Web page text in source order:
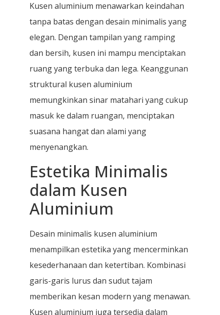
Kusen aluminium menawarkan keindahan
tanpa batas dengan desain minimalis yang
elegan. Dengan tampilan yang ramping
dan bersih, kusen ini mampu menciptakan
ruang yang terbuka dan lega. Keanggunan
struktural kusen aluminium
memungkinkan sinar matahari yang cukup
masuk ke dalam ruangan, menciptakan
suasana hangat dan alami yang
menyenangkan.
Estetika Minimalis
dalam Kusen
Aluminium
Desain minimalis kusen aluminium
menampilkan estetika yang mencerminkan
kesederhanaan dan ketertiban. Kombinasi
garis-garis lurus dan sudut tajam
memberikan kesan modern yang menawan.
Kusen aluminium juga tersedia dalam